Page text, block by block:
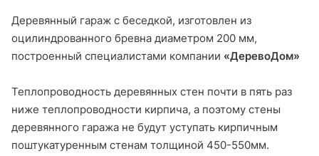
Деревянный гараж с беседкой, изготовлен из
оцилиндрованного бревна диаметром 200 мм,
построенный специалистами компании «ДеревоДом»
Теплопроводность деревянных стен почти в пять раз
ниже теплопроводности кирпича, а поэтому стены
деревянного гаража не будут уступать кирпичным
поштукатуренным стенам толщиной 450-550мм.